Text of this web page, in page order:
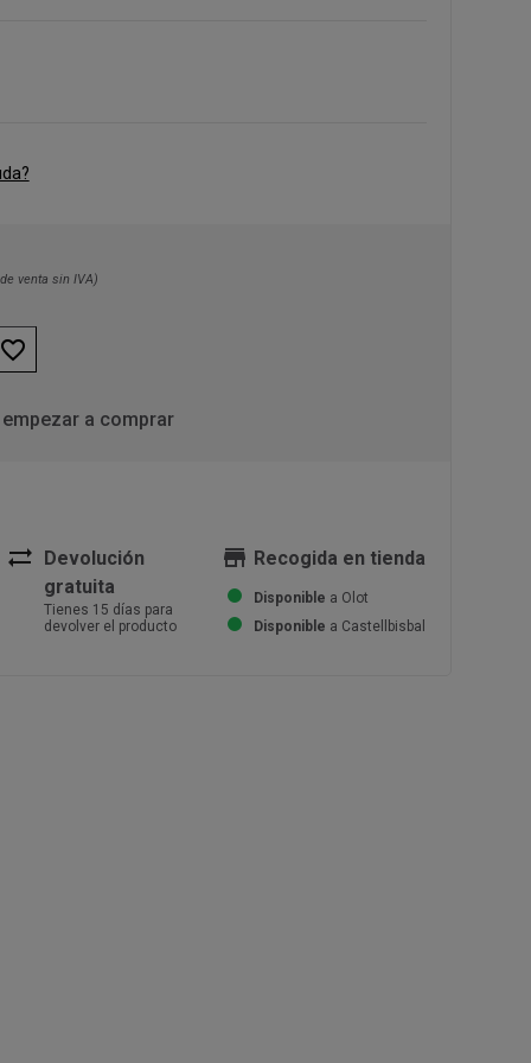
venta sin IVA)
favorite_border
a comprar
sync_alt Devolución
gratuita
Tienes 15 días para
devolver el producto
store Recogida en tienda
Disponible a Olot
Disponible a Castellbisbal